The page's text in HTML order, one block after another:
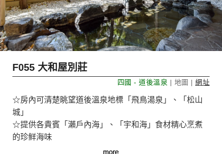
F055 大和屋別莊
四國 - 道後溫泉 | 地圖 | 網址
☆房內可清楚眺望道後溫泉地標「飛鳥湯泉」、「松山
城」
☆提供各貴賓「瀨戶內海」、「宇和海」食材精心烹煮
的珍鲜海味
☆房內皆掛有日本著名俳句詩人親筆掛軸迎接